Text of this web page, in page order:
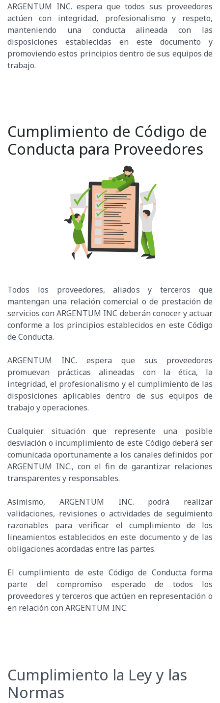
ARGENTUM INC. espera que todos sus proveedores
actúen con integridad, profesionalismo y respeto,
manteniendo una conducta alineada con las
disposiciones establecidas en este documento y
promoviendo estos principios dentro de sus equipos de
trabajo.
Cumplimiento de Código de
Conducta para Proveedores
Todos los proveedores, aliados y terceros que
mantengan una relación comercial o de prestación de
servicios con ARGENTUM INC deberán conocer y actuar
conforme a los principios establecidos en este Código
de Conducta.
ARGENTUM INC. espera que sus proveedores
promuevan prácticas alineadas con la ética, la
integridad, el profesionalismo y el cumplimiento de las
disposiciones aplicables dentro de sus equipos de
trabajo y operaciones.
Cualquier situación que represente una posible
desviación o incumplimiento de este Código deberá ser
comunicada oportunamente a los canales definidos por
ARGENTUM INC., con el fin de garantizar relaciones
transparentes y responsables.
Asimismo, ARGENTUM INC. podrá realizar
validaciones, revisiones o actividades de seguimiento
razonables para verificar el cumplimiento de los
lineamientos establecidos en este documento y de las
obligaciones acordadas entre las partes.
El cumplimiento de este Código de Conducta forma
parte del compromiso esperado de todos los
proveedores y terceros que actúen en representación o
en relación con ARGENTUM INC.
Cumplimiento la Ley y las
Normas